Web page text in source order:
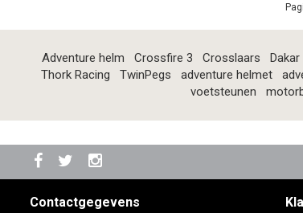
Adventure helm Crossfire 3 Crosslaars Dakar
Thork Racing
TwinPegs adventure helmet
voetsteunen
Contactgegevens